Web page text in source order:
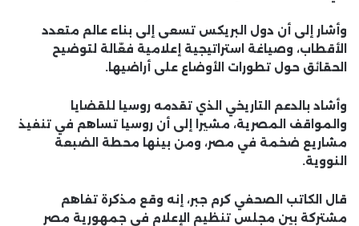
وأشار إلى أن دول البريكس تسعى إلى بناء عالم متعدد
الأقطاب، وصياغة استراتيجية إعلامية فعّالة لتوضيح
الحقائق حول تطورات الأوضاع على أراضيها.
وأشاد بالدعم التاريخي الذي تقدمه روسيا للقضايا
والمواقف المصرية، مشيرا إلى أن روسيا تساهم في تنفيذ
مشاريع ضخمة في مصر، ومن بينها محطة الضبعة
النووية.
قال الكاتب الصحفي كرم جبر، إنه وقع مذكرة تفاهم
مشتركة بين مجلس تنظيم الإعلام في جمهورية مصر